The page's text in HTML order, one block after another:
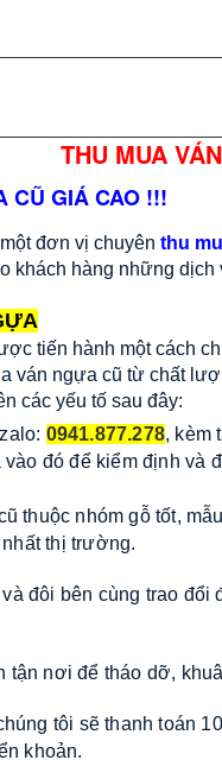
THU MUA
CŨ GIÁ CAO !!!
một đơn vị chuyên thu
khách hàng những
tiến hành một cách
ván ngựa cũ từ chất
các yếu tố sau đây:
0941.877.278, kèm
đó để kiểm định và
thuộc nhóm gỗ tốt,
thị trường.
đôi bên cùng trao
tận nơi để tháo dỡ,
tôi sẽ thanh toán
khoản.